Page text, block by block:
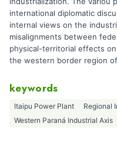
international diplomatic
internal views on the
misalignments between
physical-territorial effects
the western border region of
keywords
Itaipu Power Plant
Regional
Western Paraná Industrial Axis